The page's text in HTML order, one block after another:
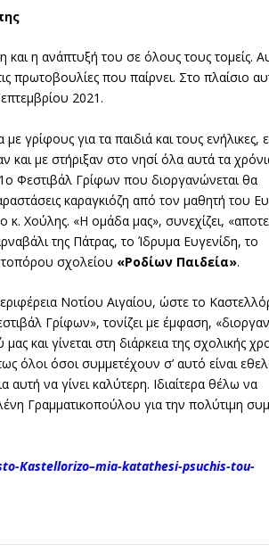
και η ανάπτυξή του σε όλους τους τομείς.
πρωτοβουλίες που παίρνει. Στο πλαίσιο
2021.
για τα παιδιά και τους ενήλικες,
με στήριξαν στο νησί όλα αυτά τα
1ο Φεστιβάλ Γρίφων που διοργανώνεται θα
καραγκιόζη από τον μαθητή του
Χούλης. «Η ομάδα μας», συνεχίζει,
της Πάτρας, το Ίδρυμα Ευγενίδη, το
σχολείου «Ροδίων Παιδεία».
Νοτίου Αιγαίου, ώστε το
Γρίφων», τονίζει με έμφαση,
και γίνεται στη διάρκεια της σχολικής
όλοι όσοι συμμετέχουν σ’ αυτό είναι
να γίνει καλύτερη. Ιδιαίτερα θέλω να
Γραμματικοπούλου για την πολύτιμη
Kastellorizo–mia-katathesi-psuchis-tou-